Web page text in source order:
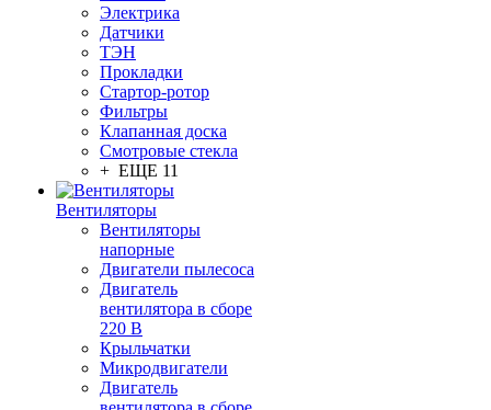
Электрика
Датчики
ТЭН
Прокладки
Стартор-ротор
Фильтры
Клапанная доска
Смотровые стекла
+ ЕЩЕ 11
Вентиляторы
Вентиляторы
напорные
Двигатели пылесоса
Двигатель
вентилятора в сборе
220 В
Крыльчатки
Микродвигатели
Двигатель